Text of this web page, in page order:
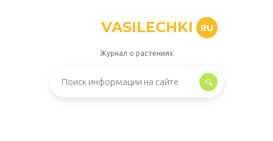
VASILECHKI RU
Журнал о растениях